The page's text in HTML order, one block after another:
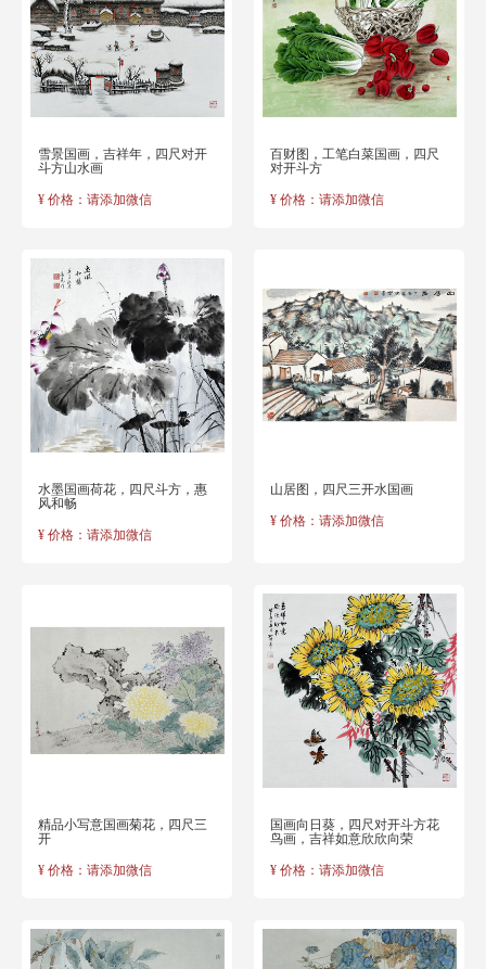
雪景国画，吉祥年，四尺对开
斗方山水画
¥ 价格：请添加微信
百财图，工笔白菜国画，四尺
对开斗方
¥ 价格：请添加微信
水墨国画荷花，四尺斗方，惠
风和畅
¥ 价格：请添加微信
山居图，四尺三开水国画
¥ 价格：请添加微信
精品小写意国画菊花，四尺三
开
¥ 价格：请添加微信
国画向日葵，四尺对开斗方花
鸟画，吉祥如意欣欣向荣
¥ 价格：请添加微信